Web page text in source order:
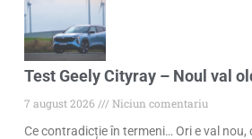
Test Geely Cityray – Noul val
7 august 2026
Niciun comentariu
Ce contradicție în termeni… Ori e val nou,